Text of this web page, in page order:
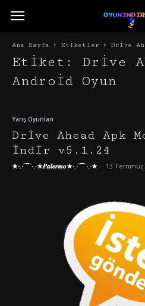
Ana Sayfa Etiketler Drive
Etiket: Drive
Android Oyun
Yarış Oyunları
Drive Ahead Apk
İndir v5.1.24
★·.·´¯`·.·★𝑷𝒂𝒍𝒆𝒓𝒎𝒐★·.·´¯`·.·★ - 13 Temmuz